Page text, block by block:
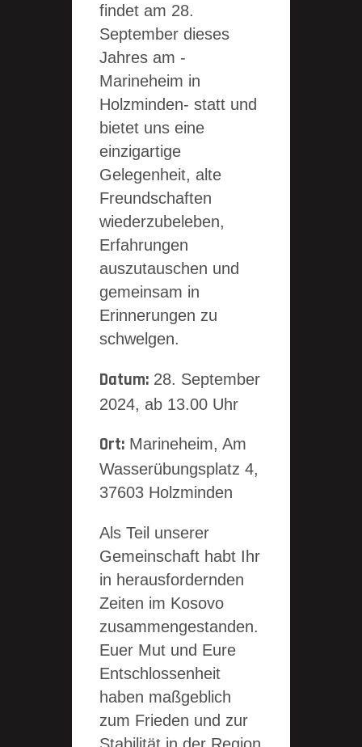
findet am 28.
September dieses
Jahres am -
Marineheim in
Holzminden- statt und
bietet uns eine
einzigartige
Gelegenheit, alte
Freundschaften
wiederzubeleben,
Erfahrungen
auszutauschen und
gemeinsam in
Erinnerungen zu
schwelgen.
Datum: 28. September
2024, ab 13.00 Uhr
Ort: Marineheim, Am
Wasserübungsplatz 4,
37603 Holzminden
Als Teil unserer
Gemeinschaft habt Ihr
in herausfordernden
Zeiten im Kosovo
zusammengestanden.
Euer Mut und Eure
Entschlossenheit
haben maßgeblich
zum Frieden und zur
Stabilität in der Region